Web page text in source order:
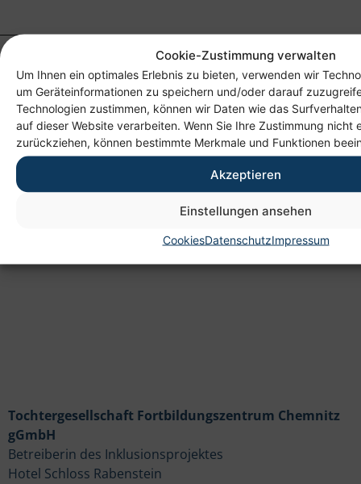
Cookie-Zustimmung verwalten
Um Ihnen ein optimales Erlebnis zu bieten, verwenden wir
um Geräteinformationen zu speichern und/oder darauf
Technologien zustimmen, können wir Daten wie das
auf dieser Website verarbeiten. Wenn Sie Ihre Zustimmung nicht
zurückziehen, können bestimmte Merkmale und Funktionen
Akzeptieren
Einstellungen ansehen
CookiesDatenschutzImpressum
Anschrift
Heim gemeinnützige GmbH
Tochtergesellschaft Fortbildungszentrum Chemnitz
gGmbH
Betreiberin des Inklusionsprojektes
Hotel Schloss Rabenstein